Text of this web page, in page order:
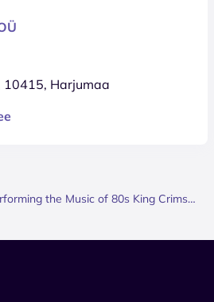
Harjumaa
BEAT - Performing the Music of 80s King Crimson - Europe 2026